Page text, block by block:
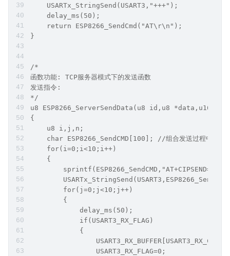
    USARTx_StringSend(USART3,"+++");
    delay_ms(50);
    return ESP8266_SendCmd("AT\r\n");
}
/*
函数功能: TCP服务器模式下的发送函数
发送指令:
*/
u8 ESP8266_ServerSendData(u8 id,u8 *data,u16
{
    u8 i,j,n;
char ESP8266_SendCMD[100]; //组合发送过程中的命
    for(i=0;i<10;i++)
    {
        for(j=0;j<10;j++)
        {
            delay_ms(50);
            if(USART3_RX_FLAG)
            {
                USART3_RX_FLAG=0;